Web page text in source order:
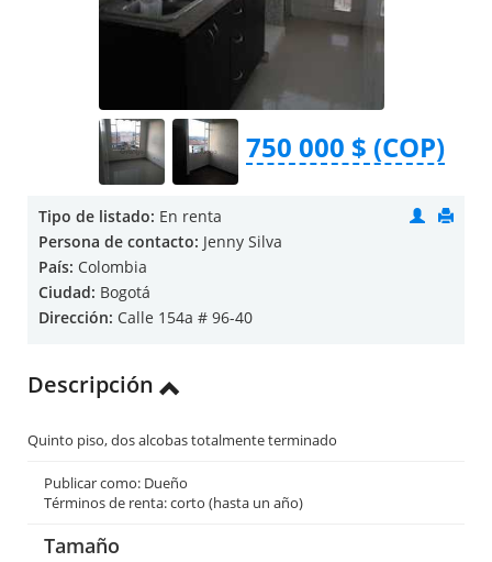
750 000 $ (COP)
Tipo de listado: En renta
Persona de contacto: Jenny Silva
País: Colombia
Ciudad: Bogotá
Dirección: Calle 154a # 96-40
Descripción
Quinto piso, dos alcobas totalmente terminado
Publicar como: Dueño
Términos de renta: corto (hasta un año)
Tamaño